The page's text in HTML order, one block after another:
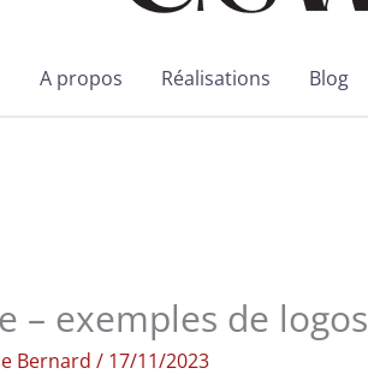
A propos Réalisations Blog
– exemples de logos
Bernard / 17/11/2023